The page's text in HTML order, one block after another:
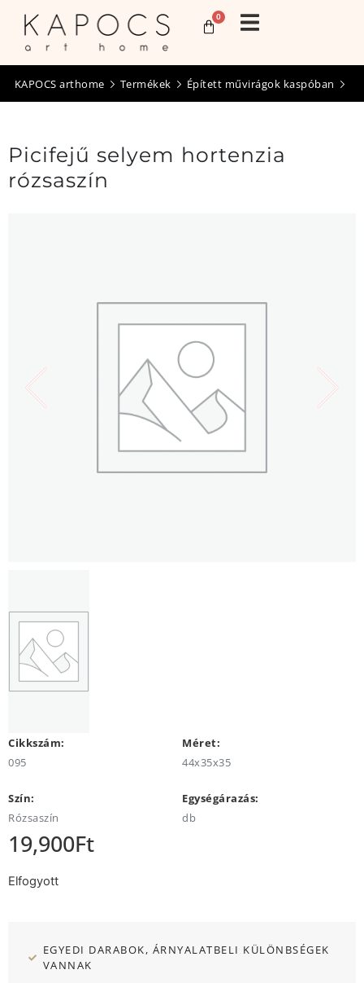
0
KAPOCS arthome Termékek Épített művirágok kaspóban
Picifejű selyem hortenzia
rózsaszín
Cikkszám:
095
Méret:
44x35x35
Szín:
Rózsaszín
Egységárazás:
db
19,900Ft
Elfogyott
EGYEDI DARABOK, ÁRNYALATBELI KÜLÖNBSÉGEK
VANNAK